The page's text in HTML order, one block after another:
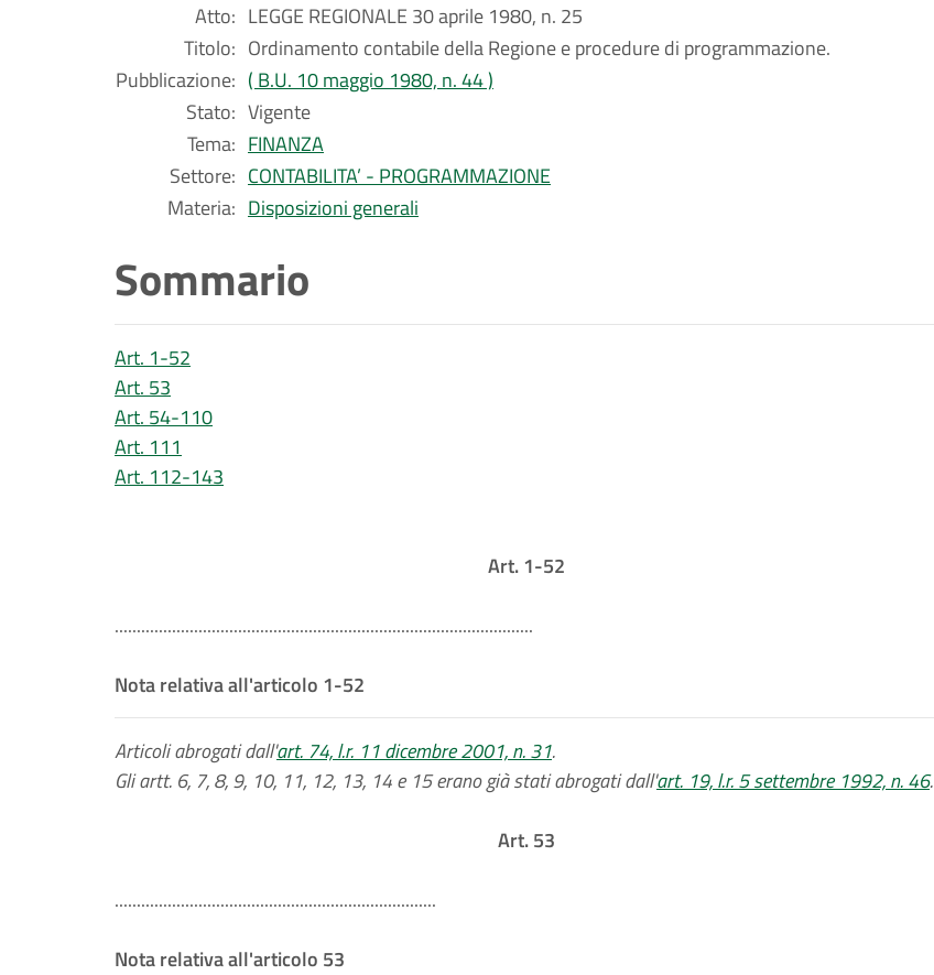
Atto: LEGGE REGIONALE 30 aprile 1980, n. 25
Titolo: Ordinamento contabile della Regione e procedure di programmazione.
Pubblicazione: ( B.U. 10 maggio 1980, n. 44 )
Stato: Vigente
Tema: FINANZA
Settore: CONTABILITA’ - PROGRAMMAZIONE
Materia: Disposizioni generali
Sommario
Art. 1-52
Art. 53
Art. 54-110
Art. 111
Art. 112-143
Art. 1-52
...............................................................................................
Nota relativa all'articolo 1-52
Articoli abrogati dall'art. 74, l.r. 11 dicembre 2001, n. 31.
Gli artt. 6, 7, 8, 9, 10, 11, 12, 13, 14 e 15 erano già stati abrogati dall'art. 19, l.r. 5 settembre 1992, n. 46.
Art. 53
.........................................................................
Nota relativa all'articolo 53